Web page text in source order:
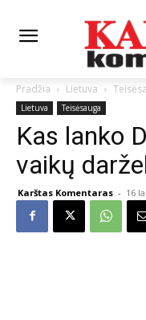
Pradžia Lietuva
Lietuva Teisėsauga
Kas lanko
vaikų
Karštas Komentaras - 16